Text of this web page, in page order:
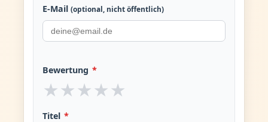
E-Mail (optional, nicht öffentlich)
Bewertung *
★ ★ ★ ★ ★
Titel *